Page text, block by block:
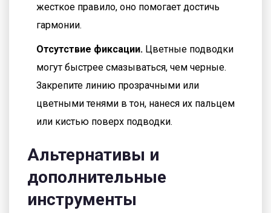
жесткое правило, оно помогает достичь
гармонии.
Отсутствие фиксации. Цветные подводки
могут быстрее смазываться, чем черные.
Закрепите линию прозрачными или
цветными тенями в тон, нанеся их пальцем
или кистью поверх подводки.
Альтернативы и
дополнительные
инструменты